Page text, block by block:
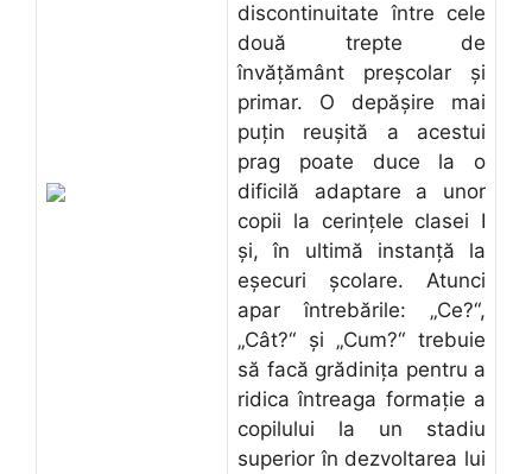
discontinuitate între cele
două trepte de
învăţământ preşcolar şi
primar. O depăşire mai
puţin reuşită a acestui
prag poate duce la o
dificilă adaptare a unor
copii la cerinţele clasei I
şi, în ultimă instanţă la
eşecuri şcolare. Atunci
apar întrebările: „Ce?“,
„Cât?“ şi „Cum?“ trebuie
să facă grădiniţa pentru a
ridica întreaga formaţie a
copilului la un stadiu
superior în dezvoltarea lui